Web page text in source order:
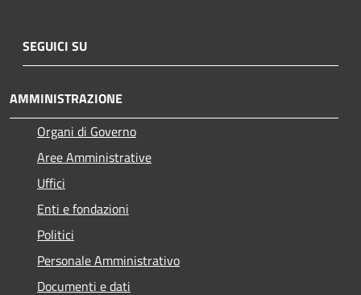
SEGUICI SU
AMMINISTRAZIONE
Organi di Governo
Aree Amministrative
Uffici
Enti e fondazioni
Politici
Personale Amministrativo
Documenti e dati